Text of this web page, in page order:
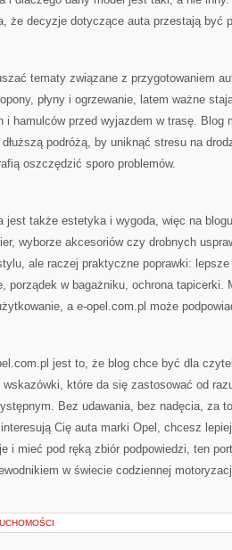
że decyzje dotyczące auta przestają być
tematy związane z przygotowaniem
płyny i ogrzewanie, latem ważne
i hamulców przed wyjazdem w trasę.
podróżą, by uniknąć stresu na
oszczędzić sporo problemów.
jest także estetyka i wygoda, więc na
wyborze akcesoriów czy drobnych
ale raczej praktyczne poprawki:
porządek w bagażniku, ochrona tapicerki.
a e-opel.com.pl może
jest to, że blog chce być dla
które da się zastosować od
Bez udawania, bez nadęcia, za
Cię auta marki Opel, chcesz
i mieć pod ręką zbiór podpowiedzi, ten
w świecie codziennej